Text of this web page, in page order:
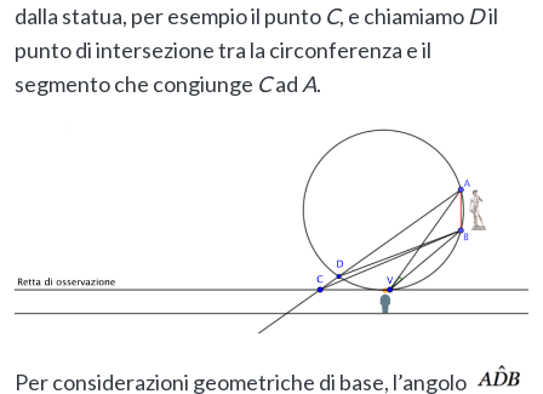
dalla statua, per esempio il punto C, e chiamiamo Dil
punto di intersezione tra la circonferenza e il
segmento che congiunge Cad A.
Per considerazioni geometriche di base, l’angolo